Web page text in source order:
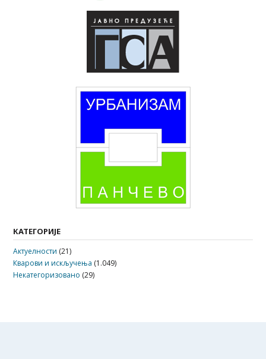
КАТЕГОРИЈЕ
Актуелности (21)
Кварови и искључења (1.049)
Некатегоризовано (29)